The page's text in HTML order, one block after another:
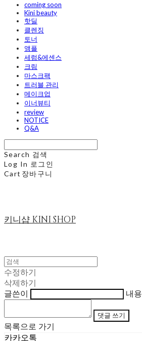
coming soon
Kini beauty
핫딜
클렌징
토너
앰플
세럼&에센스
크림
마스크팩
트러블 관리
메이크업
이너뷰티
review
NOTICE
Q&A
Search 검색
Log In 로그인
Cart 장바구니
키니샵 KINI SHOP
수정하기
삭제하기
글쓴이
내용
댓글 쓰기
목록으로 가기
카카오톡